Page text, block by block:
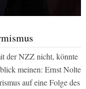
der NZZ nicht, könnte
meinen: Ernst Nolte
auf eine Folge des